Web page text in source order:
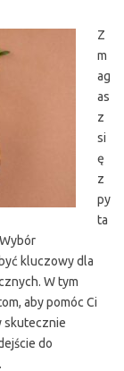
Z
m
ag
as
z
si
ę
z
py
ta
kluczowy dla
W tym
aby pomóc Ci
skutecznie
do